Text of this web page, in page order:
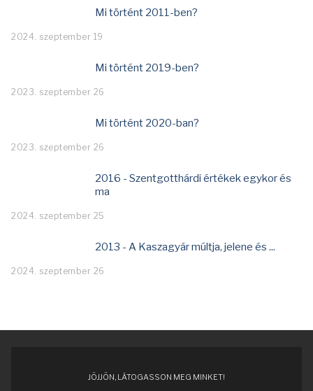
Mi történt 2011-ben?
2024. szeptember 19
Mi történt 2019-ben?
2023. szeptember 26
Mi történt 2020-ban?
2023. szeptember 26
2016 - Szentgotthárdi értékek egykor és
ma
2024. szeptember 25
2013 - A Kaszagyár múltja, jelene és ...
2024. szeptember 26
JÖJJÖN, LÁTOGASSON MEG MINKET!